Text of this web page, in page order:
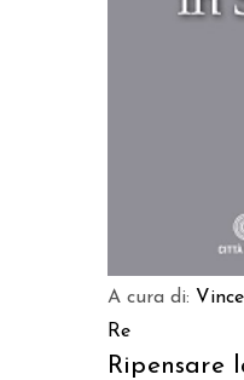
A cura di:
Re
Ripensare